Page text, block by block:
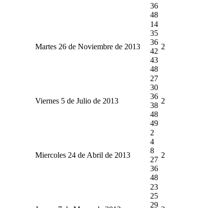
36
48
Martes 26 de Noviembre de 2013
14
35
36
42
43
48
2
Viernes 5 de Julio de 2013
27
30
36
38
48
49
2
Miercoles 24 de Abril de 2013
2
4
8
27
36
48
2
23
25
29